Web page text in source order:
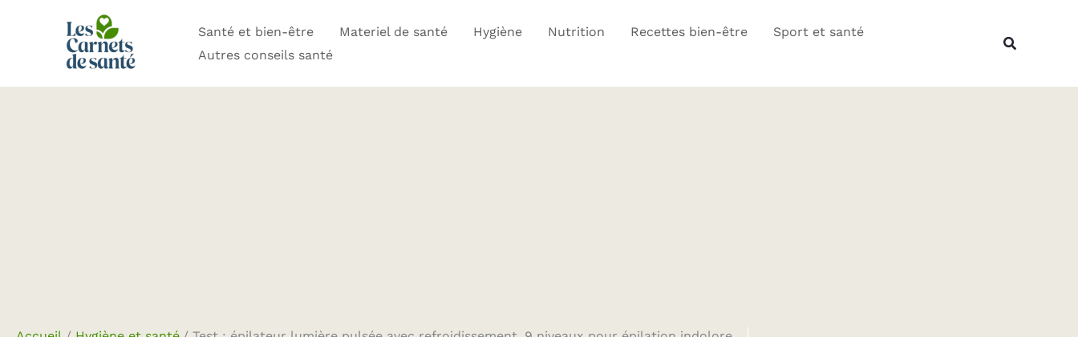
Santé et bien-être Materiel de santé Hygiène Nutrition Recettes bien-être
Sport et santé
Autres conseils santé